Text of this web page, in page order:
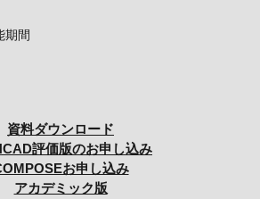
期間
資料ダウンロード
評価版のお申し込み
お申し込み
アカデミック版